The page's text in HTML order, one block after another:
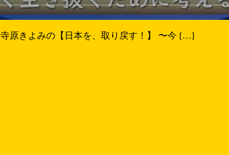
寺原きよみの【日本を、取り戻す！】 〜今 […]